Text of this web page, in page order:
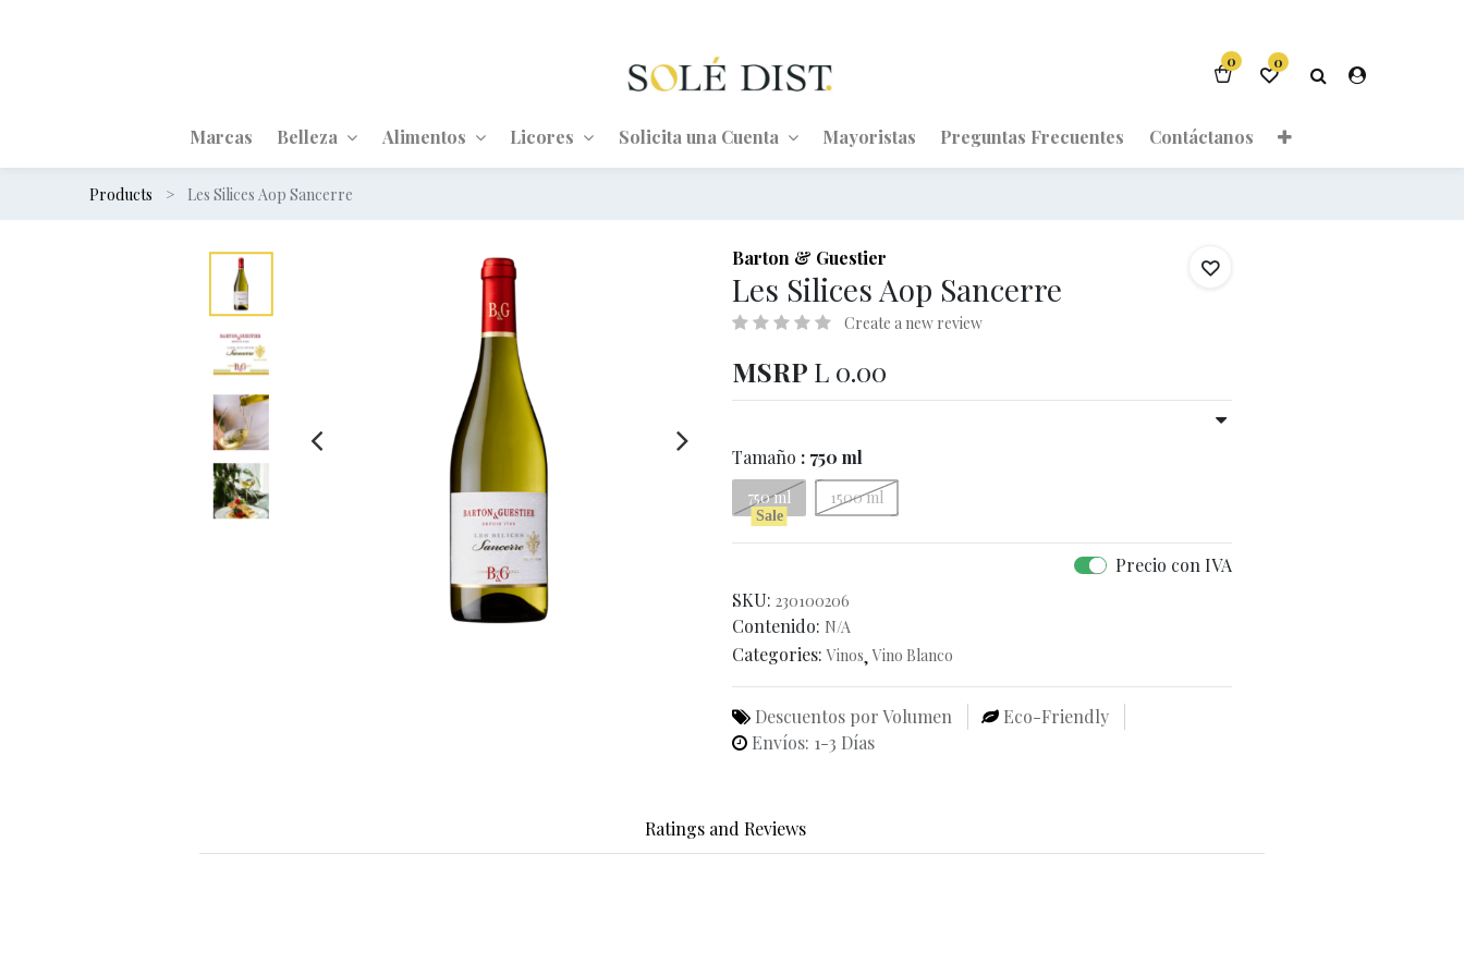
0 0
Marcas Belleza Alimentos Licores Solicita una Cuenta Mayoristas Preguntas Frecuentes Contáctanos
Products Les Silices Aop Sancerre
Barton & Guestier
Les Silices Aop Sancerre
Create a new review
MSRP L 0.00
Tamaño : 750 ml
750 ml
Sale
1500 ml
Precio con IVA
SKU: 230100206
Contenido: N/A
Categories: Vinos, Vino Blanco
Descuentos por Volumen
Eco-Friendly
Envíos: 1-3 Días
Ratings and Reviews